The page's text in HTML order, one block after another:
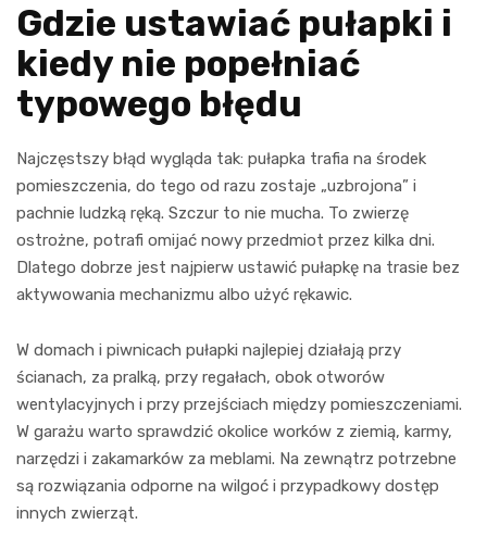
Gdzie ustawiać pułapki i
kiedy nie popełniać
typowego błędu
Najczęstszy błąd wygląda tak: pułapka trafia na środek
pomieszczenia, do tego od razu zostaje „uzbrojona” i
pachnie ludzką ręką. Szczur to nie mucha. To zwierzę
ostrożne, potrafi omijać nowy przedmiot przez kilka dni.
Dlatego dobrze jest najpierw ustawić pułapkę na trasie bez
aktywowania mechanizmu albo użyć rękawic.
W domach i piwnicach pułapki najlepiej działają przy
ścianach, za pralką, przy regałach, obok otworów
wentylacyjnych i przy przejściach między pomieszczeniami.
W garażu warto sprawdzić okolice worków z ziemią, karmy,
narzędzi i zakamarków za meblami. Na zewnątrz potrzebne
są rozwiązania odporne na wilgoć i przypadkowy dostęp
innych zwierząt.